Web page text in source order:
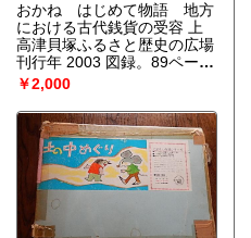
おかね はじめて物語 地方
における古代銭貨の受容 上
高津貝塚ふるさと歴史の広場
刊行年 2003 図録。89ペー
ジ。
￥2,000